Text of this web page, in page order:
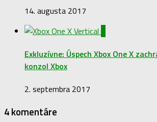
14. augusta 2017
Exkluzívne: Úspech Xbox One X
konzol Xbox
2. septembra 2017
4 komentáre